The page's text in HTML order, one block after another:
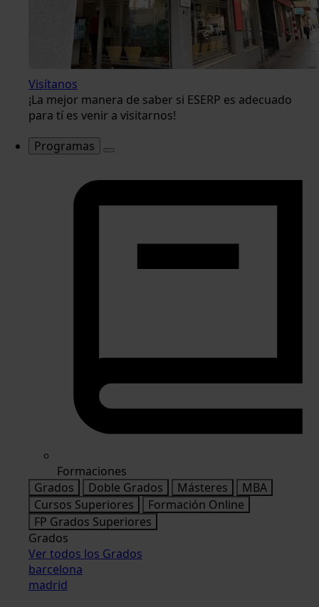
Visítanos
¡La mejor manera de saber si ESERP es adecuado
para tí es venir a visitarnos!
Programas
Formaciones
Grados
Doble Grados Másteres
MBA
Cursos Superiores
Formación Online
FP Grados Superiores
Grados
Ver todos los Grados
barcelona
madrid